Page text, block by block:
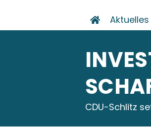
Aktuelles
CDU-Schlitz